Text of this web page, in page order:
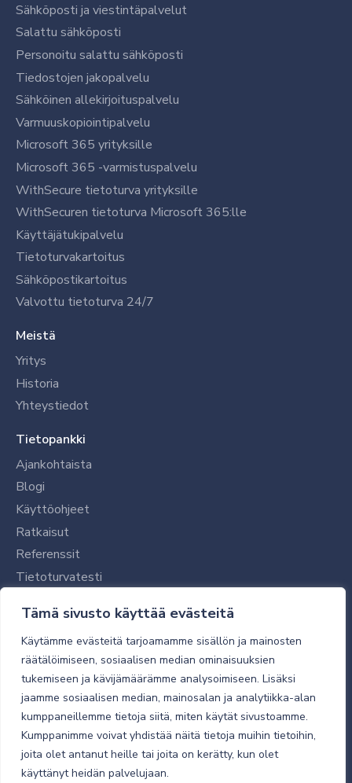
Tämä sivusto käyttää evästeitä
Käytämme evästeitä tarjoamamme sisällön ja mainosten
räätälöimiseen, sosiaalisen median ominaisuuksien
tukemiseen ja kävijämäärämme analysoimiseen. Lisäksi
jaamme sosiaalisen median, mainosalan ja analytiikka-alan
kumppaneillemme tietoja siitä, miten käytät sivustoamme.
Kumppanimme voivat yhdistää näitä tietoja muihin tietoihin,
joita olet antanut heille tai joita on kerätty, kun olet
käyttänyt heidän palvelujaan.
Sähköposti ja viestintäpalvelut
Salattu sähköposti
Personoitu salattu sähköposti
Tiedostojen jakopalvelu
Sähköinen allekirjoituspalvelu
Varmuuskopiointipalvelu
Microsoft 365 yrityksille
Microsoft 365 -varmistuspalvelu
WithSecure tietoturva yrityksille
WithSecuren tietoturva Microsoft 365:lle
Käyttäjätukipalvelu
Tietoturvakartoitus
Sähköpostikartoitus
Valvottu tietoturva 24/7
Meistä
Yritys
Historia
Yhteystiedot
Tietopankki
Ajankohtaista
Blogi
Käyttöohjeet
Ratkaisut
Referenssit
Tietoturvatesti
Tilaajalle
Toimitustavat ja -kulut
Verkkokaupan yleiset ehdot
Toimitusehdot
Tietosuojaseloste
Tietoturva